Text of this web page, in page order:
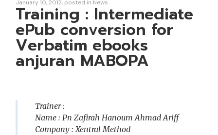
Training : Intermediate
ePub conversion for
Verbatim ebooks
anjuran MABOPA
January 10, 2012 posted in News
Trainer :
Name : Pn Zafirah Hanoum Ahmad Ariff
Company : Xentral Method